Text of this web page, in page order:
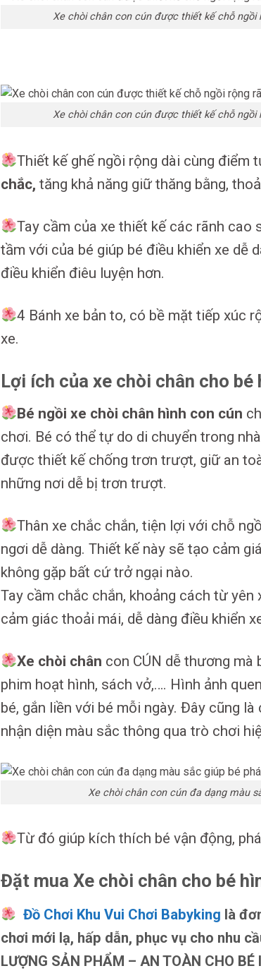
Xe chòi chân con cún được thiết kế chỗ
Xe chòi chân con cún được thiết kế chỗ
Thiết kế ghế ngồi rộng dài cùng điểm
chắc, tăng khả năng giữ thăng bằng,
Tay cầm của xe thiết kế các rãnh
tầm với của bé giúp bé điều khiển xe dễ
điều khiển điêu luyện hơn.
4 Bánh xe bản to, có bề mặt tiếp xúc
xe.
Lợi ích của xe chòi chân cho bé
Bé ngồi xe chòi chân hình con cún
chơi. Bé có thể tự do di chuyển trong
được thiết kế chống trơn trượt, giữ an
những nơi dễ bị trơn trượt.
Thân xe chắc chắn, tiện lợi với chỗ
ngơi dễ dàng. Thiết kế này sẽ tạo cảm
không gặp bất cứ trở ngại nào.
Tay cầm chắc chắn, khoảng cách từ
cảm giác thoải mái, dễ dàng điều khiển
Xe chòi chân con CÚN dễ thương
phim hoạt hình, sách vở,…. Hình ảnh
bé, gắn liền với bé mỗi ngày. Đây cũng
nhận diện màu sắc thông qua trò chơi
Xe chòi chân con cún đa dạng màu
Từ đó giúp kích thích bé vận động,
Đặt mua Xe chòi chân cho bé
Đồ Chơi Khu Vui Chơi Babyking là
chơi mới lạ, hấp dẫn, phục vụ cho nhu
LƯỢNG SẢN PHẨM – AN TOÀN CHO